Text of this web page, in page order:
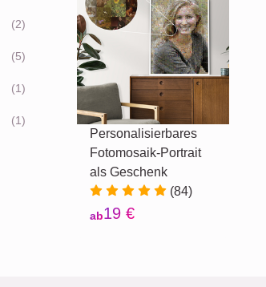
(2)
(5)
(1)
(1)
Personalisierbares
Fotomosaik-Portrait
als Geschenk
(84)
ab19 €